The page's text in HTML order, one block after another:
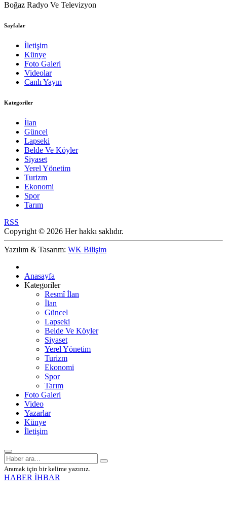
Boğaz Radyo Ve Televizyon
Sayfalar
İletişim
Künye
Foto Galeri
Videolar
Canlı Yayın
Kategoriler
İlan
Güncel
Lapseki
Belde Ve Köyler
Siyaset
Yerel Yönetim
Turizm
Ekonomi
Spor
Tarım
RSS
Copyright © 2026 Her hakkı saklıdır.
Yazılım & Tasarım: WK Bilişim
Anasayfa
Kategoriler
Resmî İlan
İlan
Güncel
Lapseki
Belde Ve Köyler
Siyaset
Yerel Yönetim
Turizm
Ekonomi
Spor
Tarım
Foto Galeri
Video
Yazarlar
Künye
İletişim
Aramak için bir kelime yazınız.
HABER İHBAR